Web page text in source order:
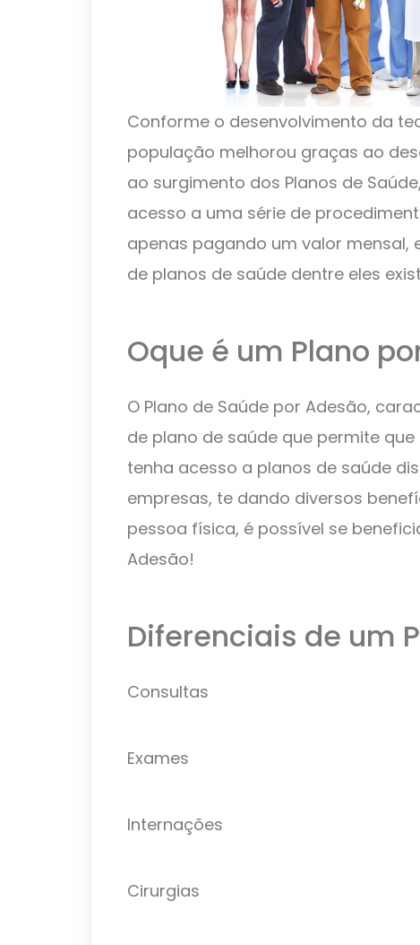
Conforme o desenvolvimento da
população melhorou graças ao
ao surgimento dos Planos de
acesso a uma série de
apenas pagando um valor mensal,
de planos de saúde dentre eles
Oque é um Plano
O Plano de Saúde por Adesão,
de plano de saúde que permite
tenha acesso a planos de saúde
empresas, te dando diversos
pessoa física, é possível se
Adesão!
Diferenciais de um
Consultas
Exames
Internações
Cirurgias